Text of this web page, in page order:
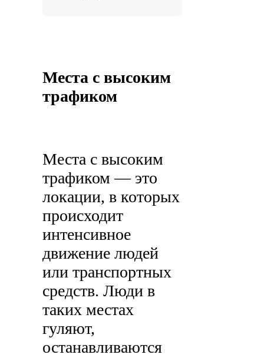
Места с высоким
трафиком
Места с высоким
трафиком — это
локации, в которых
происходит
интенсивное
движение людей
или транспортных
средств. Люди в
таких местах
гуляют,
останавливаются